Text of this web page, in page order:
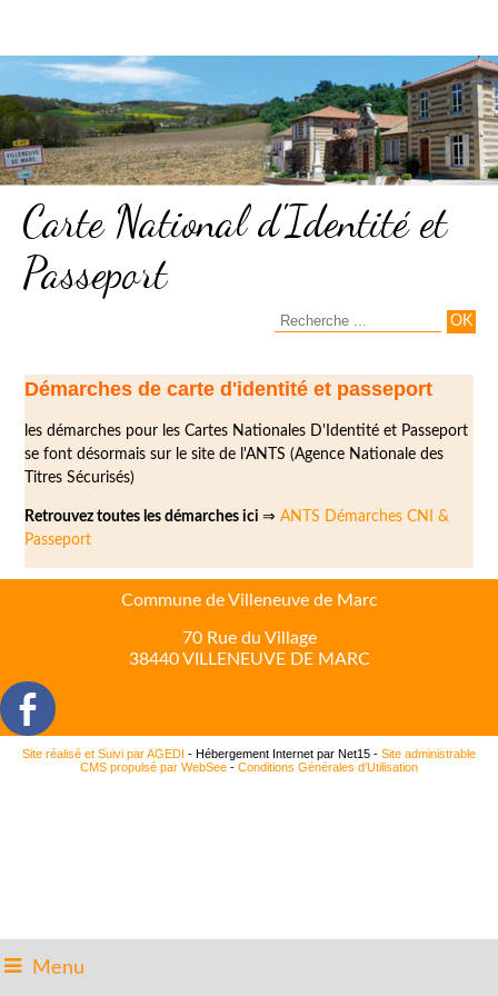
Menu
Carte National d'Identité et
Passeport
Démarches de carte d'identité et passeport
les démarches pour les Cartes Nationales D'Identité et Passeport
se font désormais sur le site de l'ANTS (Agence Nationale des
Titres Sécurisés)
Retrouvez toutes les démarches ici⇒ANTS Démarches CNI &
Passeport
Commune de Villeneuve de Marc
70 Rue du Village
38440 VILLENEUVE DE MARC
Site réalisé et Suivi par AGEDI - Hébergement Internet par Net15 - Site administrable
CMS propulsé par WebSee - Conditions Générales d'Utilisation